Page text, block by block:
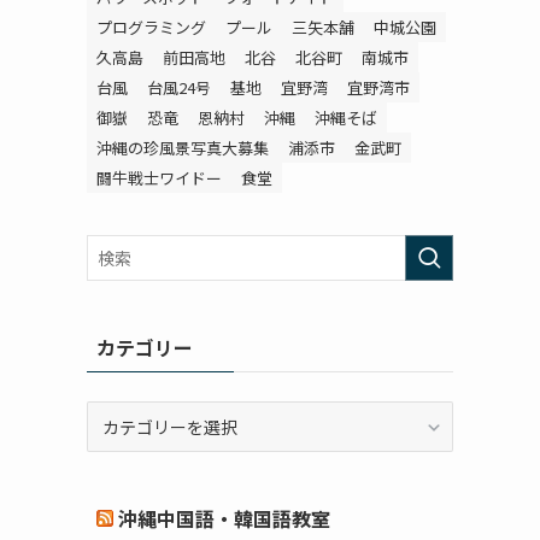
プログラミング
プール 三矢本舗
中城公園
久高島
前田高地 北谷 北谷町
南城市
台風
台風24号 基地 宜野湾
宜野湾市
御嶽
恐竜 恩納村 沖縄
沖縄そば
沖縄の珍風景写真大募集
浦添市
金武町
闘牛戦士ワイドー
食堂
カテゴリー
ー
沖縄中国語・韓国語教室